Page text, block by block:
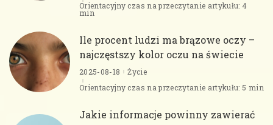
Orientacyjny czas na przeczytanie artykułu: 4
min
Ile procent ludzi ma brązowe oczy –
najczęstszy kolor oczu na świecie
2025-08-18
Życie
Orientacyjny czas na przeczytanie artykułu: 5 min
Jakie informacje powinny zawierać